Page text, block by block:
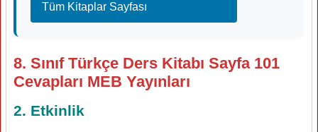
Tüm Kitaplar Sayfası
8. Sınıf Türkçe Ders Kitabı Sayfa 101
Cevapları MEB Yayınları
2. Etkinlik